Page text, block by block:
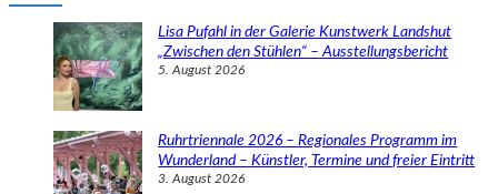
Lisa Pufahl in der Galerie Kunstwerk Landshut
„Zwischen den Stühlen“ – Ausstellungsbericht
5. August 2026
Ruhrtriennale 2026 – Regionales Programm im
Wunderland – Künstler, Termine und freier Eintritt
3. August 2026